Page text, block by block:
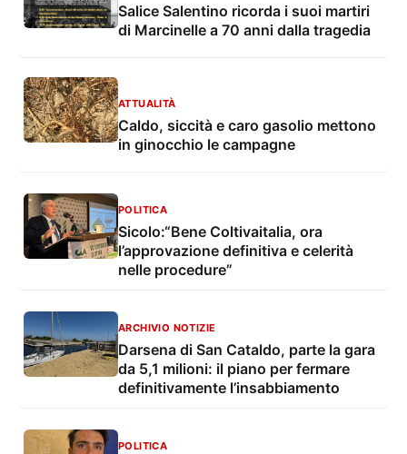
Salice Salentino ricorda i suoi martiri
di Marcinelle a 70 anni dalla tragedia
ATTUALITÀ
Caldo, siccità e caro gasolio mettono
in ginocchio le campagne
POLITICA
Sicolo:“Bene Coltivaitalia, ora
l’approvazione definitiva e celerità
nelle procedure”
ARCHIVIO NOTIZIE
Darsena di San Cataldo, parte la gara
da 5,1 milioni: il piano per fermare
definitivamente l’insabbiamento
POLITICA